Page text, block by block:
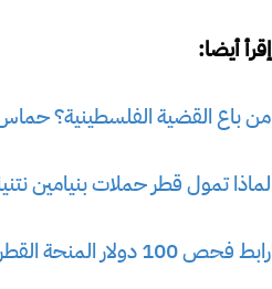
إقرأ أيضا:
من باع القضية الفلسطينية؟ حماس
لماذا تمول قطر حملات بنيامين
رابط فحص 100 دولار المنحة القطرية – اللجنة القطرية